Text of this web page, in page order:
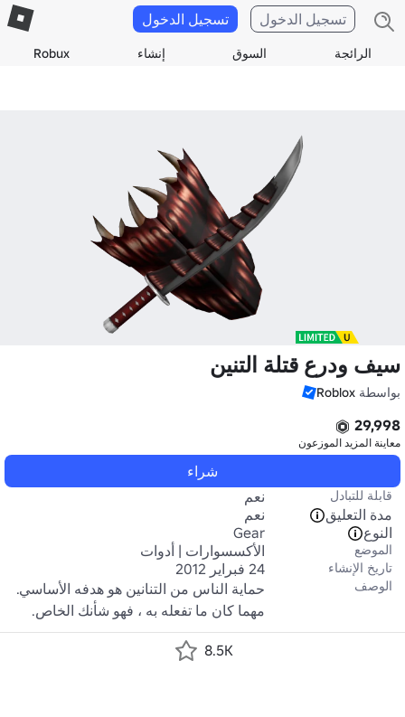
الرائجة السوق إنشاء Robux
تسجيل الدخول تسجيل الدخول
سيف ودرع قتلة التنين
بواسطة Roblox
29,998
معاينة المزيد الموزعون
شراء
قابلة للتبادل
نعم
مدة التعليق
نعم
النوع
Gear
الموضع الأكسسوارات | أدوات
تاريخ الإنشاء 24 فبراير 2012
الوصف
مهما كان ما تفعله به ، فهو شأنك الخاص.
8.5K